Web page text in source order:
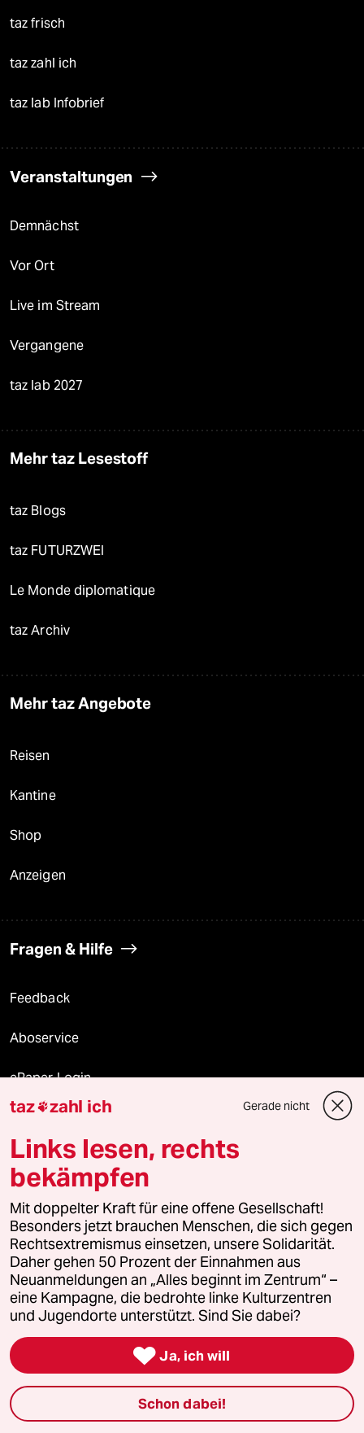
taz frisch
taz zahl ich
taz lab Infobrief
Veranstaltungen
Demnächst
Vor Ort
Live im Stream
Vergangene
taz lab 2027
Mehr taz Lesestoff
taz Blogs
taz FUTURZWEI
Le Monde diplomatique
taz Archiv
Mehr taz Angebote
Reisen
Kantine
Shop
Anzeigen
Fragen & Hilfe
Feedback
Aboservice
ePaper Login
Downloads für Abonnierende
© 2026 taz Verlags und Vertriebs GmbH
Alle Rechte vorbehalten. Bei rechtlichen Fragen oder für Genehmigungen
wenden Sie sich bitte an
lizenzen@taz.de
Feedback Redaktionsstatut Kommune-Richtlinien
Leitlinie Informant Datenschutz Impressum AGB
Seitenwende Einwilligungen widerrufen (Ads)
taz zahl ich Gerade nicht
Links lesen, rechts
bekämpfen
Mit doppelter Kraft für eine offene Gesellschaft!
Besonders jetzt brauchen Menschen, die sich gegen
Rechtsextremismus einsetzen, unsere Solidarität.
Daher gehen 50 Prozent der Einnahmen aus
Neuanmeldungen an „Alles beginnt im Zentrum“ –
eine Kampagne, die bedrohte linke Kulturzentren
und Jugendorte unterstützt. Sind Sie dabei?
 Ja, ich will
Schon dabei!